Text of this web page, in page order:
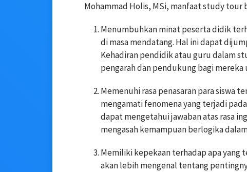
Mohammad Holis, MSi, manfaat study tour
Menumbuhkan minat peserta didik
di masa mendatang. Hal ini dapat
Kehadiran pendidik atau guru dalam
pengarah dan pendukung bagi
Memenuhi rasa penasaran para siswa
mengamati fenomena yang terjadi
dapat mengetahui jawaban atas rasa
mengasah kemampuan berlogika
Memiliki kepekaan terhadap apa yang
akan lebih mengenal tentang